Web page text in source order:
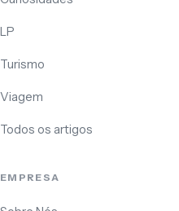
LP
Turismo
Viagem
Todos os artigos
EMPRESA